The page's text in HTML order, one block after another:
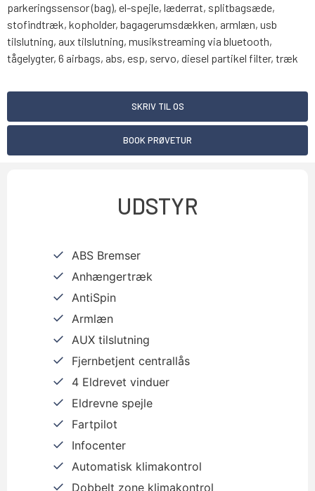
parkeringssensor (bag), el-spejle, læderrat, splitbagsæde,
stofindtræk, kopholder, bagagerumsdækken, armlæn, usb
tilslutning, aux tilslutning, musikstreaming via bluetooth,
tågelygter, 6 airbags, abs, esp, servo, diesel partikel filter, træk
SKRIV TIL OS
BOOK PRØVETUR
UDSTYR
ABS Bremser
Anhængertræk
AntiSpin
Armlæn
AUX tilslutning
Fjernbetjent centrallås
4 Eldrevet vinduer
Eldrevne spejle
Fartpilot
Infocenter
Automatisk klimakontrol
Dobbelt zone klimakontrol